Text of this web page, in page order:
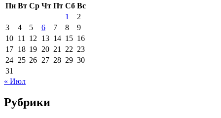
Пн Вт Ср Чт Пт Сб Вс
1
2
3
4 5 6 7 8
9
10 11 12 13 14 15 16
17 18 19 20 21 22 23
24 25 26 27 28 29 30
31
« Июл
Рубрики